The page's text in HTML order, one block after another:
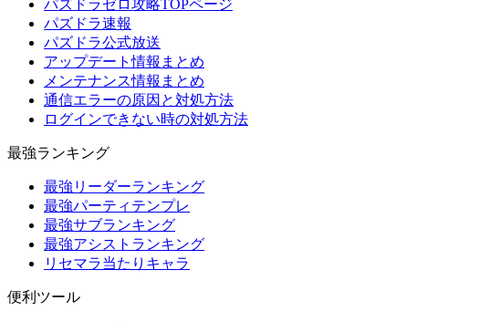
パズドラゼロ攻略TOPページ
パズドラ速報
パズドラ公式放送
アップデート情報まとめ
メンテナンス情報まとめ
通信エラーの原因と対処方法
ログインできない時の対処方法
最強ランキング
最強リーダーランキング
最強パーティテンプレ
最強サブランキング
最強アシストランキング
リセマラ当たりキャラ
便利ツール